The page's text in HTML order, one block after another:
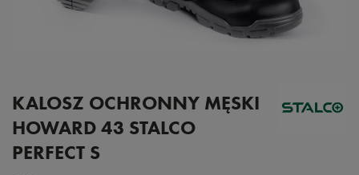
KALOSZ OCHRONNY MĘSKI
HOWARD 43 STALCO
PERFECT S